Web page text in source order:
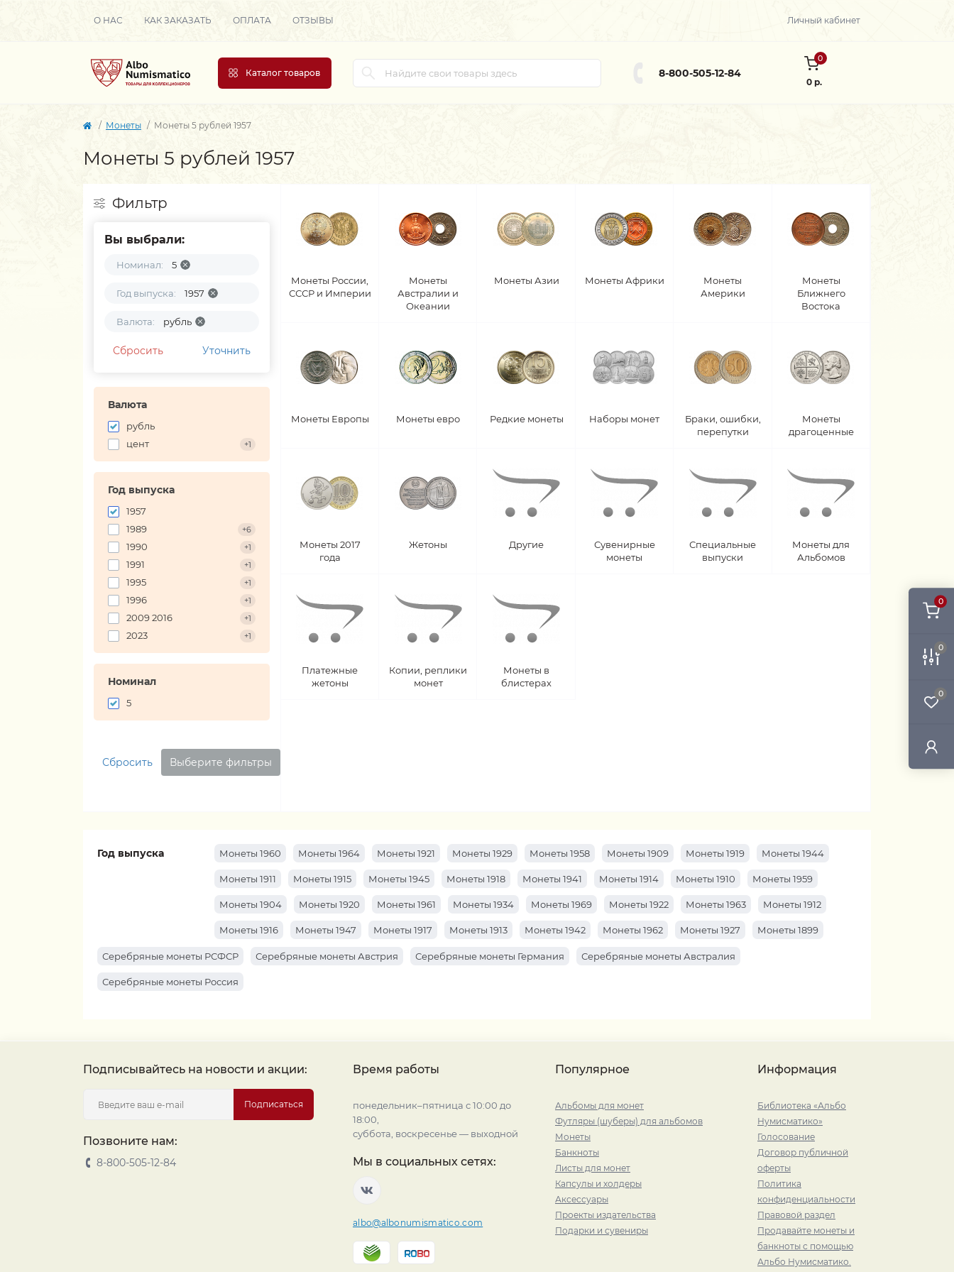
0
0
0
О НАС КАК ЗАКАЗАТЬ ОПЛАТА ОТЗЫВЫ Личный кабинет
Каталог товаров 8-800-505-12-84
0
0 р.
Монеты Монеты 5 рублей 1957
Монеты 5 рублей 1957
Фильтр
Вы выбрали:
Номинал: 5
Год выпуска: 1957
Валюта: рубль
Сбросить Уточнить
Валюта
рубль
цент
+1
Год выпуска
1957
1989
+6
1990 +1
1991 +1
1995 +1
1996 +1
2009 2016 +1
2023 +1
Номинал
5
Сбросить Выберите фильтры
Монеты России,
СССР и Империи
Монеты
Австралии и
Океании
Монеты Азии Монеты Африки
Монеты
Америки
Монеты
Ближнего
Востока
Монеты Европы Монеты евро Редкие монеты Наборы монет
Браки, ошибки,
перепутки
Монеты
драгоценные
Монеты 2017
года
Жетоны Другие
Сувенирные
монеты
Специальные
выпуски
Монеты для
Альбомов
Платежные
жетоны
Копии, реплики
монет
Монеты в
блистерах
Год выпуска Монеты 1960 Монеты 1964 Монеты 1921 Монеты 1929 Монеты 1958 Монеты 1909 Монеты 1919 Монеты 1944
Монеты 1911 Монеты 1915 Монеты 1945 Монеты 1918 Монеты 1941 Монеты 1914 Монеты 1910 Монеты 1959
Монеты 1904 Монеты 1920 Монеты 1961 Монеты 1934 Монеты 1969 Монеты 1922 Монеты 1963 Монеты 1912
Монеты 1916 Монеты 1947 Монеты 1917 Монеты 1913 Монеты 1942 Монеты 1962 Монеты 1927 Монеты 1899
Серебряные монеты РСФСР Серебряные монеты Австрия Серебряные монеты Германия Серебряные монеты Австралия
Серебряные монеты Россия
Подписывайтесь на новости и акции:
Подписаться
Позвоните нам:
8-800-505-12-84
Время работы
понедельник–пятница с 10:00 до
18:00,
суббота, воскресенье — выходной
Мы в социальных сетях:
albo@albonumismatico.com
Популярное
Альбомы для монет
Футляры (шуберы) для альбомов
Монеты
Банкноты
Листы для монет
Капсулы и холдеры
Аксессуары
Проекты издательства
Подарки и сувениры
Информация
Библиотека «Альбо
Нумисматико»
Голосование
Договор публичной
оферты
Политика
конфиденциальности
Правовой раздел
Продавайте монеты и
банкноты с помощью
Альбо Нумисматико.